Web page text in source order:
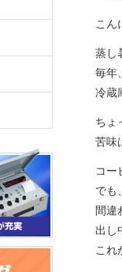
こん
蒸し
毎年
冷蔵
ちょ
苦味
コー
でも
間違
出し
これ